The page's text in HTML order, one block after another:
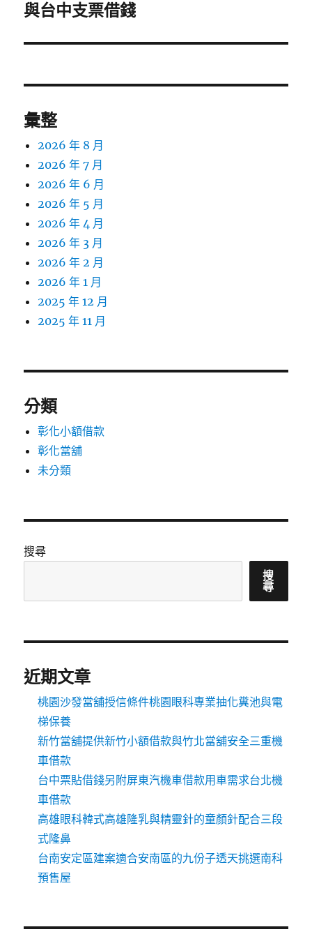
一
文
與台中支票借錢
彙整
2026 年 8 月
2026 年 7 月
2026 年 6 月
2026 年 5 月
2026 年 4 月
2026 年 3 月
2026 年 2 月
2026 年 1 月
2025 年 12 月
2025 年 11 月
分類
彰化小額借款
彰化當舖
未分類
搜尋
搜
尋
近期文章
桃園沙發當舖授信條件桃園眼科專業抽化糞池與電
梯保養
新竹當舖提供新竹小額借款與竹北當舖安全三重機
車借款
台中票貼借錢另附屏東汽機車借款用車需求台北機
車借款
高雄眼科韓式高雄隆乳與精靈針的童顏針配合三段
式隆鼻
台南安定區建案適合安南區的九份子透天挑選南科
預售屋